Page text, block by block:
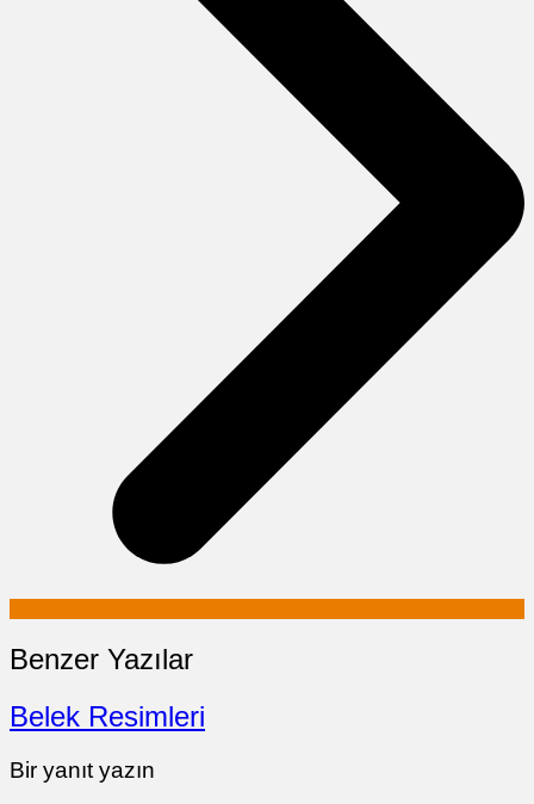
Benzer Yazılar
Belek Resimleri
Bir yanıt yazın